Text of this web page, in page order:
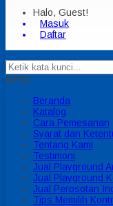
Halo, Guest!
Masuk
Daftar
MENU
Beranda
Katalog
Cara Pemesanan
Syarat dan
Tentang Kami
Testimoni
Jual Playground
Jual Playground
Jual Perosotan
Tips Memilih